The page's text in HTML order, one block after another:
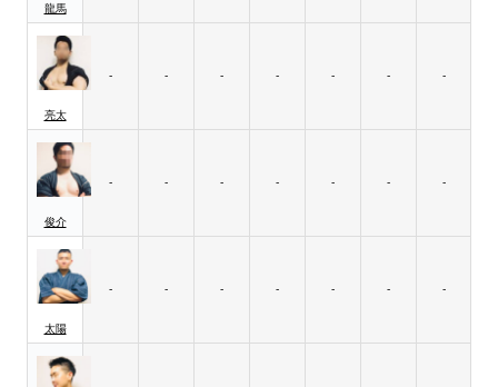
龍馬
亮太
- - - - - - -
俊介
- - - - - - -
太陽
- - - - - - -